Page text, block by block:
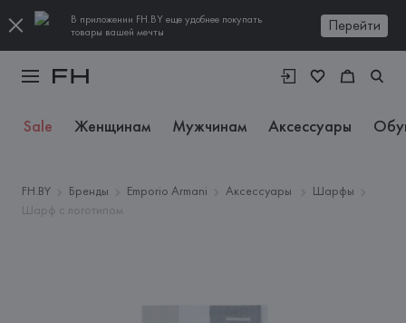
В приложении FH.BY еще удобнее покупать
товары вашей мечты
Перейти
Sale Женщинам Мужчинам Аксессуары
FH.BY Бренды Emporio Armani Аксессуары
Шарфы
Шарф с логотипом